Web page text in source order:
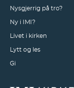
Nysgjerrig på tro?
Ny i IMI?
Livet i kirken
Lytt og les
Gi